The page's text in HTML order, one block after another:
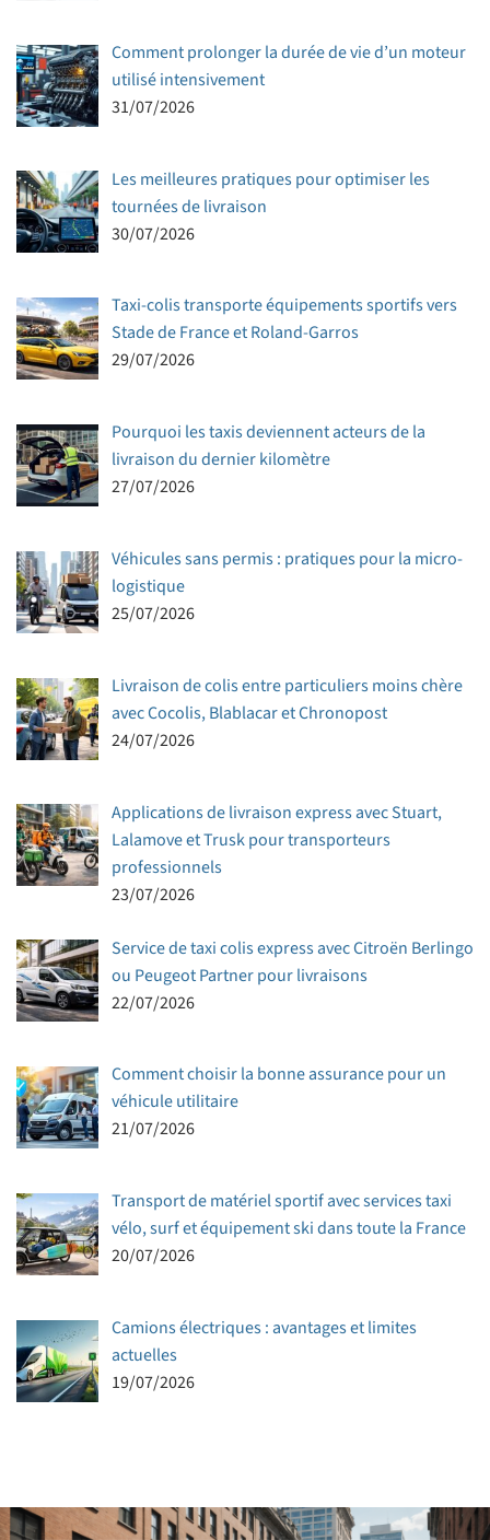
Comment prolonger la durée de vie d’un moteur
utilisé intensivement
31/07/2026
Les meilleures pratiques pour optimiser les
tournées de livraison
30/07/2026
Taxi-colis transporte équipements sportifs vers
Stade de France et Roland-Garros
29/07/2026
Pourquoi les taxis deviennent acteurs de la
livraison du dernier kilomètre
27/07/2026
Véhicules sans permis : pratiques pour la micro-
logistique
25/07/2026
Livraison de colis entre particuliers moins chère
avec Cocolis, Blablacar et Chronopost
24/07/2026
Applications de livraison express avec Stuart,
Lalamove et Trusk pour transporteurs
professionnels
23/07/2026
Service de taxi colis express avec Citroën Berlingo
ou Peugeot Partner pour livraisons
22/07/2026
Comment choisir la bonne assurance pour un
véhicule utilitaire
21/07/2026
Transport de matériel sportif avec services taxi
vélo, surf et équipement ski dans toute la France
20/07/2026
Camions électriques : avantages et limites
actuelles
19/07/2026